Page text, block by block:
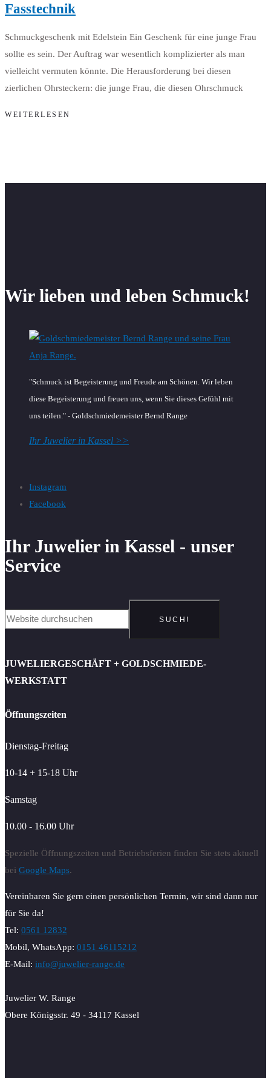
Fasstechnik
Schmuckgeschenk mit Edelstein Ein Geschenk für eine junge Frau
sollte es sein. Der Auftrag war wesentlich komplizierter als man
vielleicht vermuten könnte. Die Herausforderung bei diesen
zierlichen Ohrsteckern: die junge Frau, die diesen Ohrschmuck
WEITERLESEN
Wir lieben und leben Schmuck!
"Schmuck ist Begeisterung und Freude am Schönen. Wir leben
diese Begeisterung und freuen uns, wenn Sie dieses Gefühl mit
uns teilen." - Goldschmiedemeister Bernd Range
Ihr Juwelier in Kassel >>
Instagram
Facebook
Ihr Juwelier in Kassel - unser
Service
SUCH!
JUWELIERGESCHÄFT + GOLDSCHMIEDE-
WERKSTATT
Öffnungszeiten
Dienstag-Freitag
10-14 + 15-18 Uhr
Samstag
10.00 - 16.00 Uhr
Spezielle Öffnungszeiten und Betriebsferien finden Sie stets aktuell
bei Google Maps.
Vereinbaren Sie gern einen persönlichen Termin, wir sind dann nur
für Sie da!
Tel: 0561 12832
Mobil, WhatsApp: 0151 46115212
E-Mail: info@juwelier-range.de
Juwelier W. Range
Obere Königsstr. 49 - 34117 Kassel